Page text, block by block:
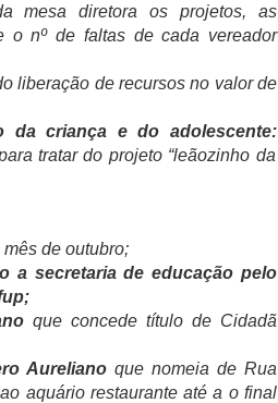
mesa diretora os projetos, as
o nº de faltas de cada vereador
liberação de recursos no valor de
da criança e do adolescente:
tratar do projeto “leãozinho da
de outubro;
a secretaria de educação pelo
que concede título de Cidadã
Aurelianoque nomeia de Rua
aquário restaurante até a o final